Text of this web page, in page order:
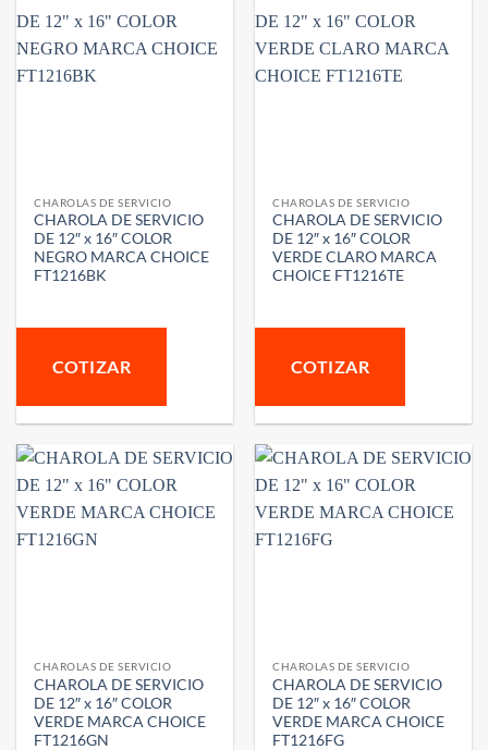
CHAROLAS DE SERVICIO
CHAROLA DE SERVICIO
DE 12″ x 16″ COLOR
NEGRO MARCA CHOICE
FT1216BK
COTIZAR
CHAROLAS DE SERVICIO
CHAROLA DE SERVICIO
DE 12″ x 16″ COLOR
VERDE CLARO MARCA
CHOICE FT1216TE
COTIZAR
CHAROLAS DE SERVICIO
CHAROLA DE SERVICIO
DE 12″ x 16″ COLOR
VERDE MARCA CHOICE
FT1216GN
CHAROLAS DE SERVICIO
CHAROLA DE SERVICIO
DE 12″ x 16″ COLOR
VERDE MARCA CHOICE
FT1216FG